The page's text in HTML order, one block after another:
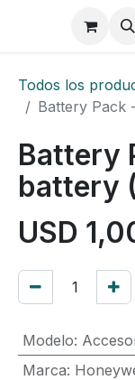
Planilla
Todos los
Battery Pack
Battery
battery
USD
Modelo:
Marca: